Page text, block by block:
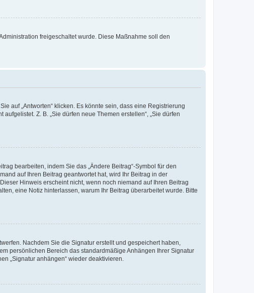
freigeschaltet wurde. Diese Maßnahme soll den
auf „Antworten“ klicken. Es könnte sein, dass eine Registrierung
Z. B. „Sie dürfen neue Themen erstellen“, „Sie dürfen
bearbeiten, indem Sie das „Ändere Beitrag“-Symbol für den
auf Ihren Beitrag geantwortet hat, wird Ihr Beitrag in der
Hinweis erscheint nicht, wenn noch niemand auf Ihren Beitrag
eine Notiz hinterlassen, warum Ihr Beitrag überarbeitet wurde. Bitte
Nachdem Sie die Signatur erstellt und gespeichert haben,
persönlichen Bereich das standardmäßige Anhängen Ihrer Signatur
„Signatur anhängen“ wieder deaktivieren.